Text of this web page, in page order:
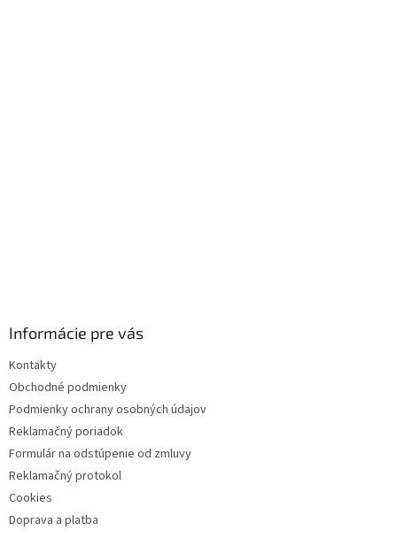
Informácie pre vás
Kontakty
Obchodné podmienky
Podmienky ochrany osobných údajov
Reklamačný poriadok
Formulár na odstúpenie od zmluvy
Reklamačný protokol
Cookies
Doprava a platba